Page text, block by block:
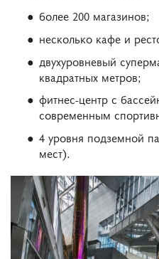
более 200 магазинов;
несколько кафе и
двухуровневый
квадратных метров;
фитнес-центр с
современным
4 уровня подземной
мест).